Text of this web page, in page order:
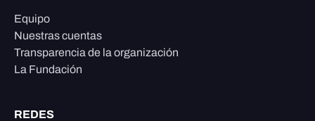
Equipo
Nuestras cuentas
Transparencia de la organización
La Fundación
REDES